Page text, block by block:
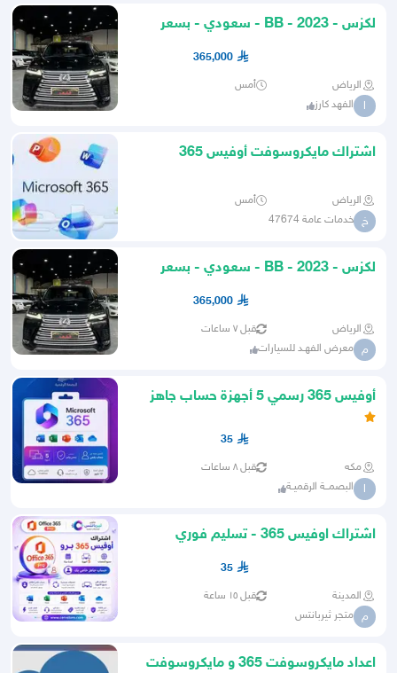
لكزس - 2023 - BB - سعودي - بسعر
365,000
الرياض أمس
ا الفهد كارز
اشتراك مايكروسوفت أوفيس 365
الرياض أمس
خ خدمات عامة 47674
لكزس - 2023 - BB - سعودي - بسعر
365,000
الرياض قبل ٧ ساعات
م معرض الفهـد للسيارات
أوفيس 365 رسمي 5 أجهزة حساب جاهز
وتفعيل فوري
35
مكه قبل ٨ ساعات
ا البصمــة الرقميـة
اشتراك اوفيس 365 - تسليم فوري
35
المدينة قبل ١٥ ساعة
م متجر ثيربانتس
اعداد مايكروسوفت 365 و مايكروسوفت